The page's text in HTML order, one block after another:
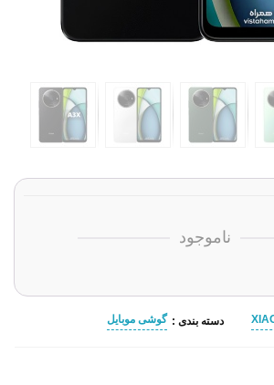
ناموجود
دسته بندی : گوشی موبایل